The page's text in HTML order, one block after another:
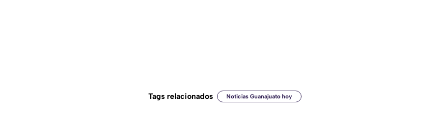
Tags relacionados Noticias Guanajuato hoy